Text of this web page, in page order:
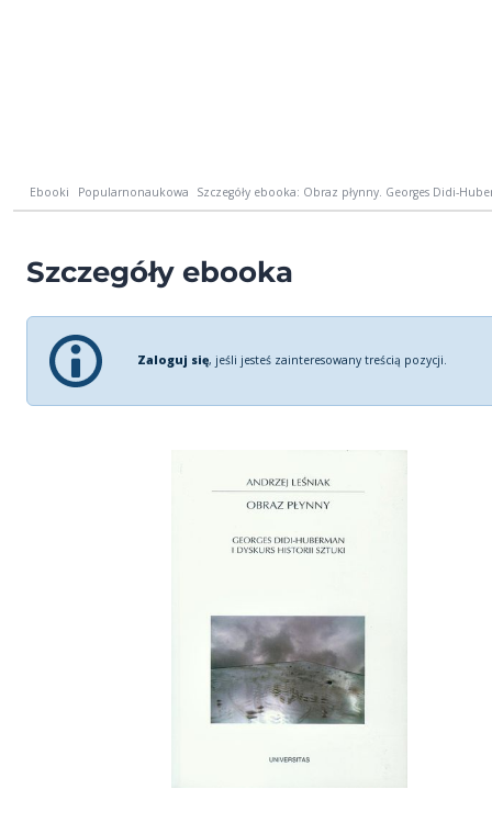
Ebooki Popularnonaukowa Szczegóły ebooka: Obraz płynny. Georges Didi-
Szczegóły ebooka
Zaloguj się, jeśli jesteś zainteresowany treścią pozycji.